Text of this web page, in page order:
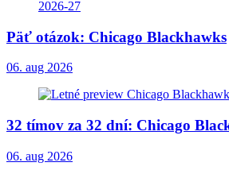
Päť otázok: Chicago Blackhawks
06. aug 2026
32 tímov za 32 dní: Chicago
06. aug 2026